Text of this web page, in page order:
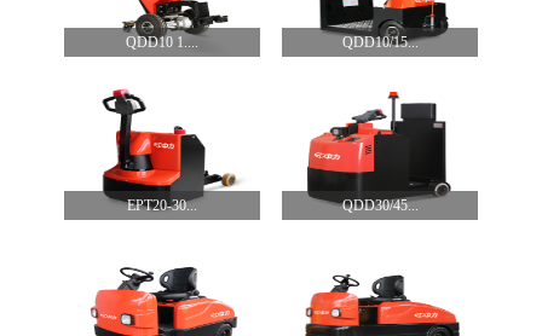
QDD10 1.... QDD10/15...
EPT20-30... QDD30/45...